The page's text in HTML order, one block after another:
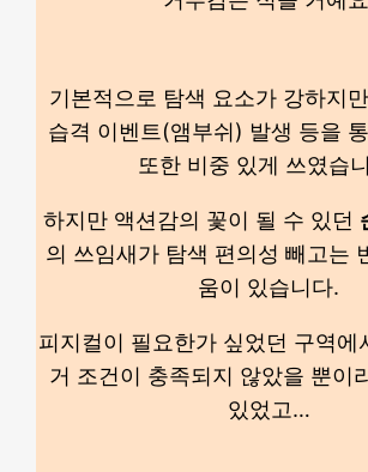
기본적으로 탐색 요소가 강하지
습격 이벤트(앰부쉬) 발생 등을
또한 비중 있게 쓰였습
하지만 액션감의 꽃이 될 수 있던
의 쓰임새가 탐색 편의성 빼고는
움이 있습니다.
피지컬이 필요한가 싶었던 구역에
거 조건이 충족되지 않았을 뿐이
있었고…